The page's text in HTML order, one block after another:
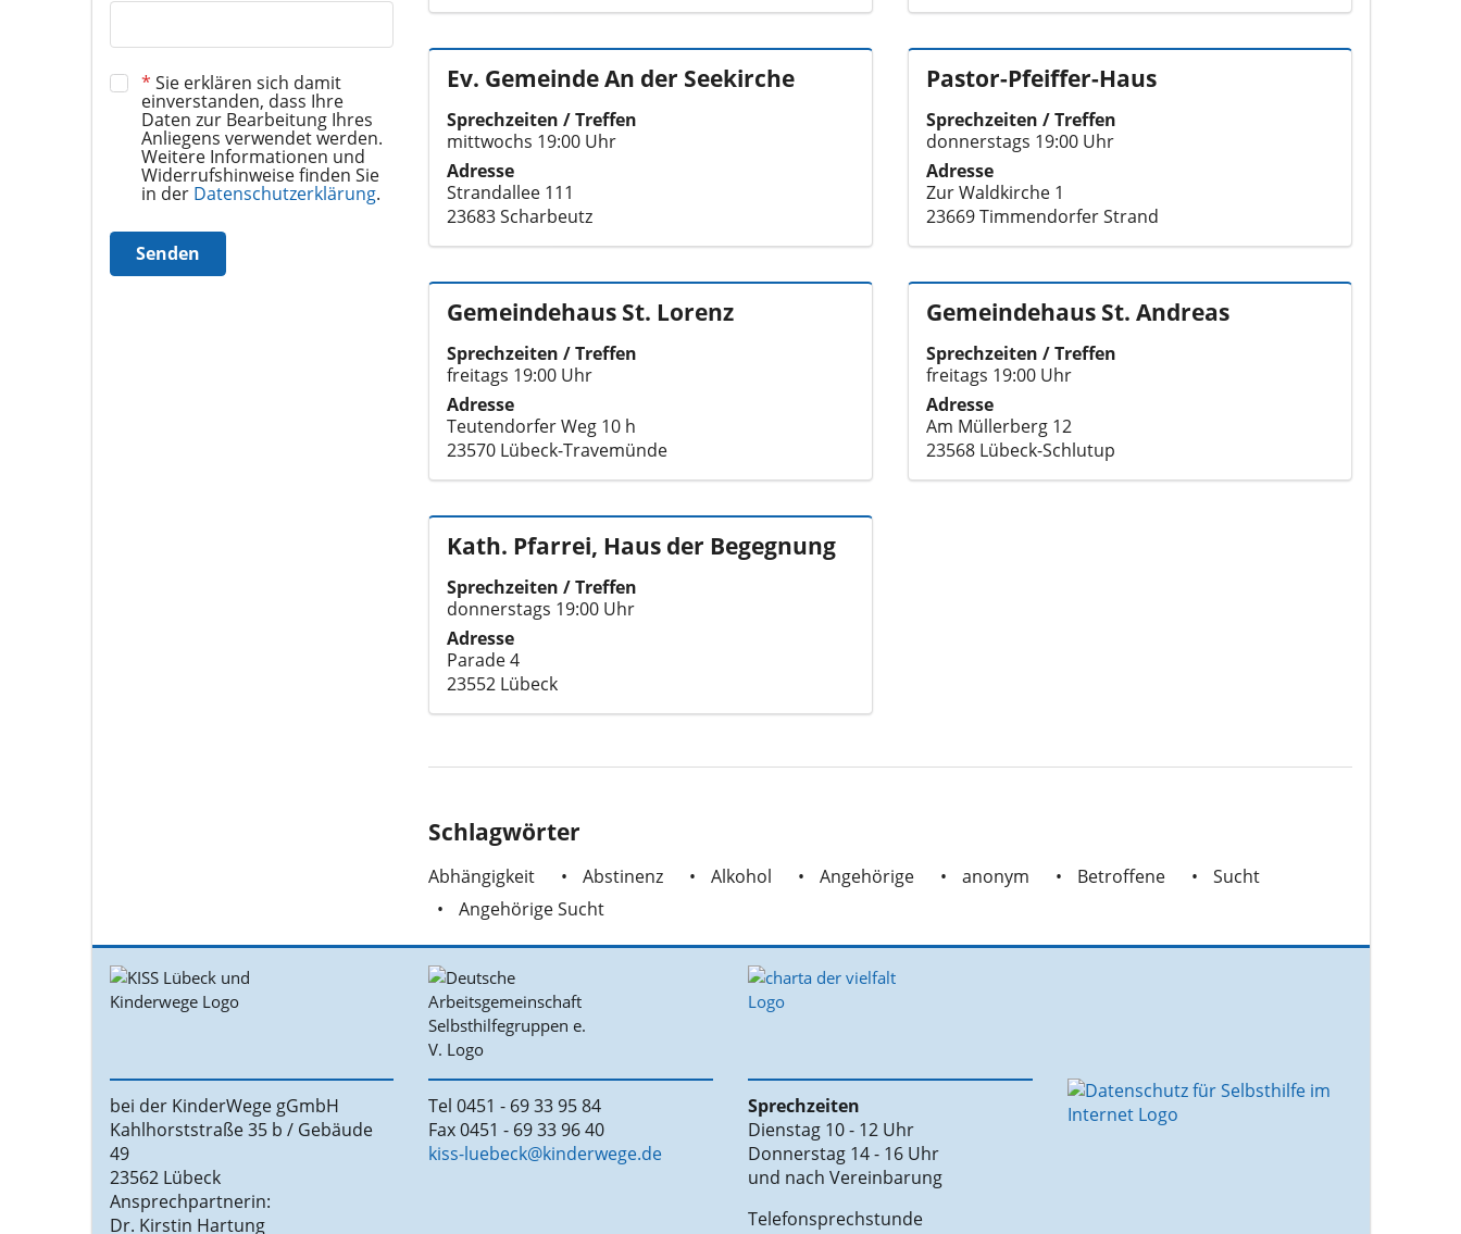
* Sie erklären sich damit
einverstanden, dass Ihre
Daten zur Bearbeitung Ihres
Anliegens verwendet werden.
Weitere Informationen und
Widerrufshinweise finden Sie
in der Datenschutzerklärung.
Senden
Ev. Gemeinde An der Seekirche
Sprechzeiten / Treffen
mittwochs 19:00 Uhr
Adresse
Strandallee 111
23683 Scharbeutz
Pastor-Pfeiffer-Haus
Sprechzeiten / Treffen
donnerstags 19:00 Uhr
Adresse
Zur Waldkirche 1
23669 Timmendorfer Strand
Gemeindehaus St. Lorenz
Sprechzeiten / Treffen
freitags 19:00 Uhr
Adresse
Teutendorfer Weg 10 h
23570 Lübeck-Travemünde
Gemeindehaus St. Andreas
Sprechzeiten / Treffen
freitags 19:00 Uhr
Adresse
Am Müllerberg 12
23568 Lübeck-Schlutup
Kath. Pfarrei, Haus der Begegnung
Sprechzeiten / Treffen
donnerstags 19:00 Uhr
Adresse
Parade 4
23552 Lübeck
Schlagwörter
Abhängigkeit Abstinenz Alkohol Angehörige anonym Betroffene
Sucht
Angehörige Sucht
bei der KinderWege gGmbH
Kahlhorststraße 35 b / Gebäude
49
23562 Lübeck
Ansprechpartnerin:
Dr. Kirstin Hartung
Tel 0451 - 69 33 95 84
Fax 0451 - 69 33 96 40
kiss-luebeck@kinderwege.de
Sprechzeiten
Dienstag 10 - 12 Uhr
Donnerstag 14 - 16 Uhr
und nach Vereinbarung
Telefonsprechstunde